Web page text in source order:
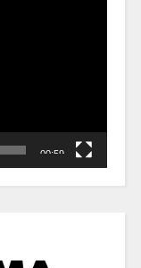
00:59